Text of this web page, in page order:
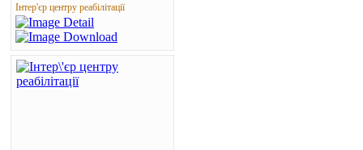
Інтер'єр центру реабілітації